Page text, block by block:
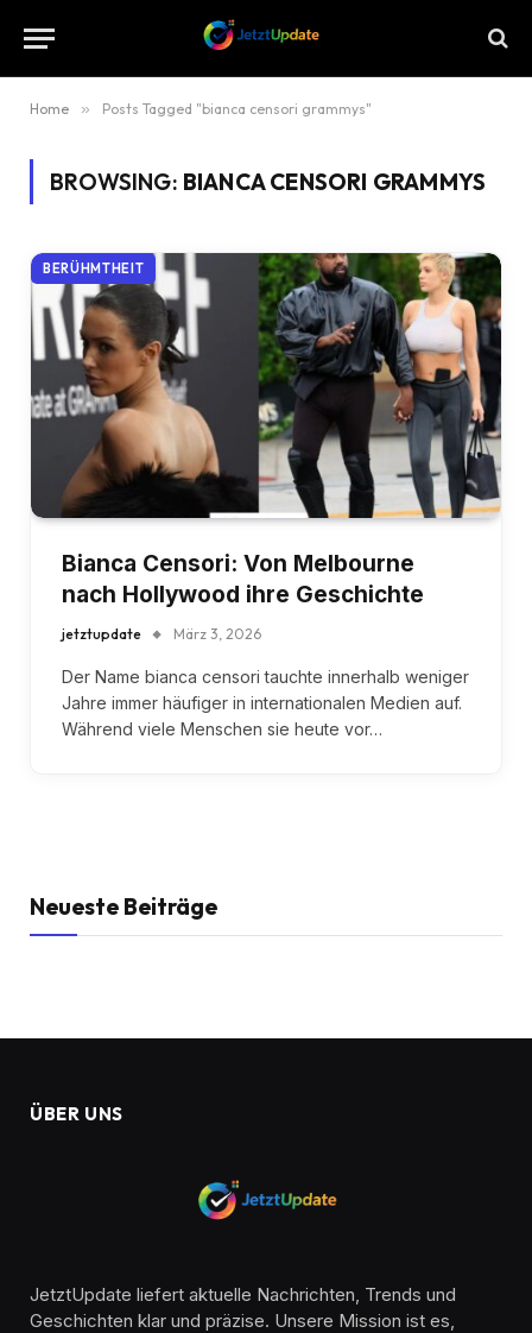
Home » Posts Tagged "bianca censori grammys"
BROWSING: BIANCA CENSORI GRAMMYS
BERÜHMTHEIT
Bianca Censori: Von Melbourne
nach Hollywood ihre Geschichte
jetztupdate März 3, 2026
Der Name bianca censori tauchte innerhalb weniger
Jahre immer häufiger in internationalen Medien auf.
Während viele Menschen sie heute vor…
Neueste Beiträge
ÜBER UNS
JetztUpdate liefert aktuelle Nachrichten, Trends und
Geschichten klar und präzise. Unsere Mission ist es,